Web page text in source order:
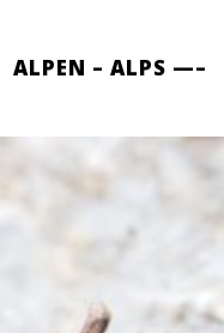
ALPEN – ALPS —–